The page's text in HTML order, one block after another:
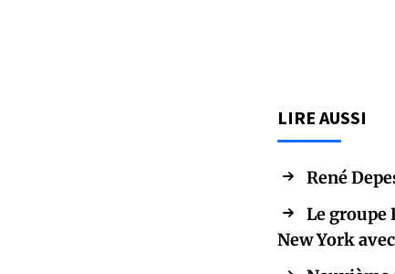
LIRE AUSSI
René
Le groupe
New York